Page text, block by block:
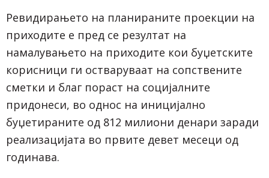
Ревидирањето на планираните проекции на
приходите е пред се резултат на
намалувањето на приходите кои буџетските
корисници ги остваруваат на сопствените
сметки и благ пораст на социјалните
придонеси, во однос на иницијално
буџетираните од 812 милиони денари заради
реализацијата во првите девет месеци од
годинава.